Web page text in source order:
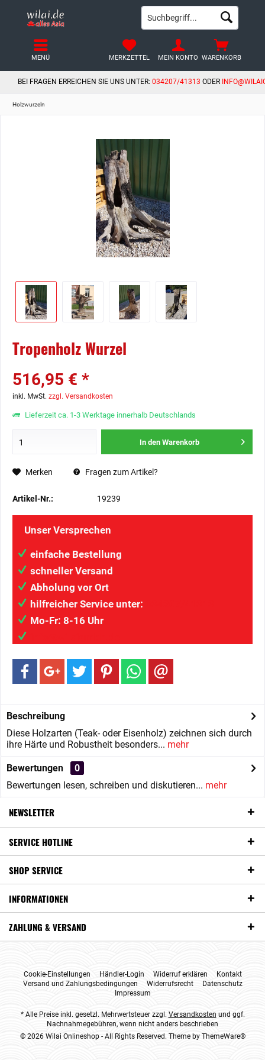
BEI FRAGEN ERREICHEN SIE UNS UNTER: 034207/41313 ODER
WARENKORB
MERKZETTEL MEIN KONTO
MENÜ
Holzwurzeln
Tropenholz Wurzel
516,95 € *
inkl. MwSt. zzgl. Versandkosten
Lieferzeit ca. 1-3 Werktage innerhalb Deutschlands
In den Warenkorb
Merken Fragen zum Artikel?
Artikel-Nr.: 19239
Unser Versprechen
einfache Bestellung
schneller Versand
Abholung vor Ort
hilfreicher Service unter:
Mo-Fr: 8-16 Uhr
Beschreibung
Diese Holzarten (Teak- oder Eisenholz) zeichnen sich durch
ihre Härte und Robustheit besonders... mehr
Bewertungen
0
Bewertungen lesen, schreiben und diskutieren... mehr
NEWSLETTER
SERVICE HOTLINE
SHOP SERVICE
INFORMATIONEN
ZAHLUNG & VERSAND
Cookie-Einstellungen Händler-Login Widerruf erklären
Kontakt
Versand und Zahlungsbedingungen
Widerrufsrecht
Datenschutz
Impressum
* Alle Preise inkl. gesetzl. Mehrwertsteuer zzgl. Versandkosten und ggf.
Nachnahmegebühren, wenn nicht anders beschrieben
© 2026 Wilai Onlineshop - All Rights Reserved. Theme by ThemeWare®